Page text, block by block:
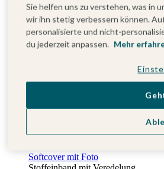
Einladungskarten Kindergeburtstag
Kindergeburtstag Jungen
Kindergeburtstag Mädchen
Kindergeburtstag Unisex
Einladungskarten 1. Geburtstag
Fotobücher
Notizbücher
Softcover mit Foto
Sie helfen uns zu verstehen, was in
wir ihn stetig verbessern können.
personalisierte und nicht-
du jederzeit anpassen. Mehr